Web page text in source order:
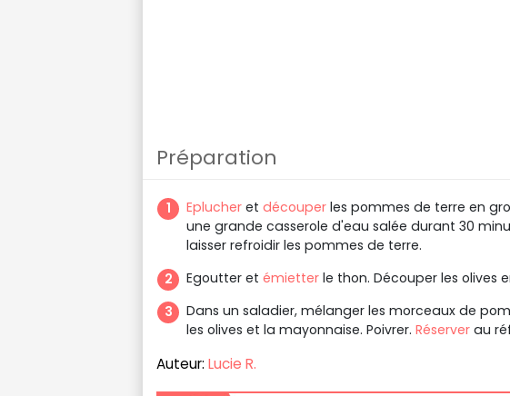
Préparation
Eplucher et découper les pommes de terre en
une grande casserole d'eau salée durant 30
laisser refroidir les pommes de terre.
Egoutter et émietter le thon. Découper les olives
Dans un saladier, mélanger les morceaux de
les olives et la mayonnaise. Poivrer. Réserver au
Auteur: Lucie R.